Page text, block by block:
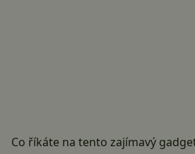
Co říkáte na tento zajímavý